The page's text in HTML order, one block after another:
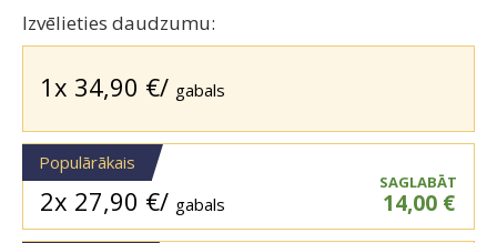
was:
52,99 €. 34,90 €.
Izvēlieties daudzumu:
1x 34,90 €/ gabals
Populārākais
2x 27,90 €/ gabals
SAGLABĀT
14,00 €